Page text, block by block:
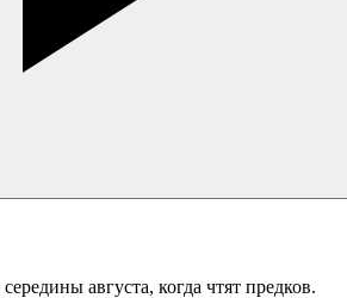
августа, когда чтят предков.